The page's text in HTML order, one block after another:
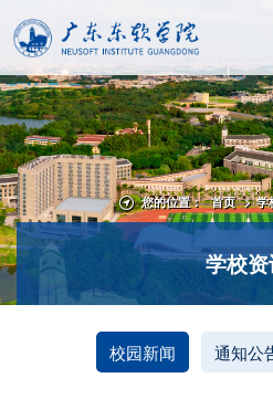
您的位置： 首页 > 学
学校
校园新闻 通知公